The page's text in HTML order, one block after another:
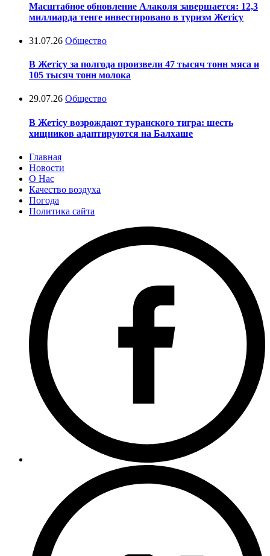
Масштабное обновление Алаколя завершается: 12,3
миллиарда тенге инвестировано в туризм Жетісу
31.07.26 Общество
В Жетісу за полгода произвели 47 тысяч тонн мяса и
105 тысяч тонн молока
29.07.26 Общество
В Жетісу возрождают туранского тигра: шесть
хищников адаптируются на Балхаше
Главная
Новости
О Нас
Качество воздуха
Погода
Политика сайта